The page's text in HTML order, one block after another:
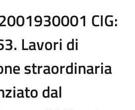
CIG:
Lavori di
straordinaria
dal